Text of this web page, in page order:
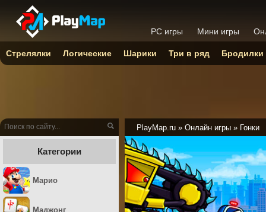
PlayMap.ru » Онлайн игры » Гонки
Категории
Марио
Маджонг
PC игры Мини игры
Стрелялки Логические Шарики Три в ряд Бродилки